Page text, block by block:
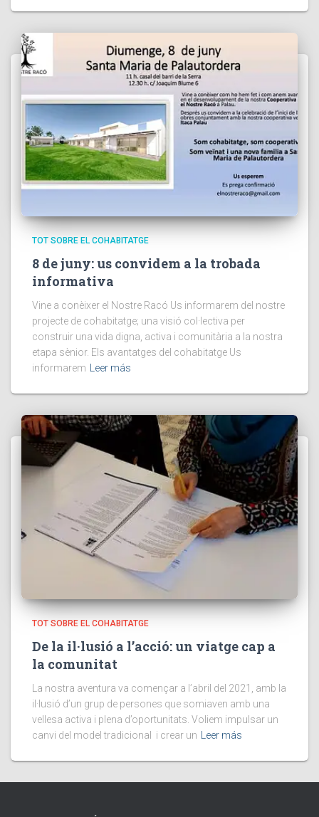
TOT SOBRE EL COHABITATGE
8 de juny: us convidem a la trobada
informativa
Vine a conèixer el Nostre Racó Us informarem del nostre
projecte de cohabitatge; una visió col·lectiva per
construir una vida digna, activa i comunitària a la nostra
etapa sènior. Els avantatges del cohabitatge Us
informarem Leer más
TOT SOBRE EL COHABITATGE
De la il·lusió a l’acció: un viatge cap a
la comunitat
La nostra aventura va començar a l’abril del 2021, amb la
il·lusió d’un grup de persones que somiaven amb una
vellesa activa i plena d’oportunitats. Voliem impulsar un
canvi del model tradicional i crear un
Leer más